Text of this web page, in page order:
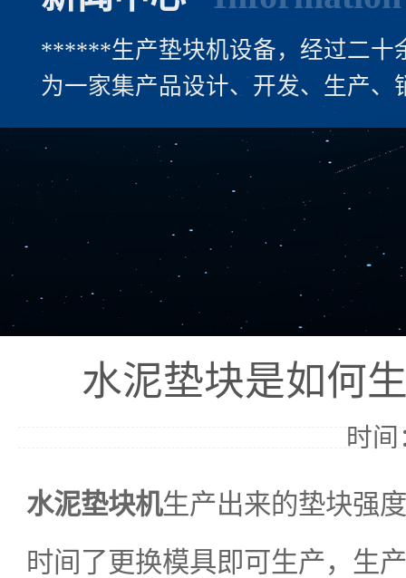
******生产垫块机设备，经过二十
为一家集产品设计、开发、生产、
水泥垫块是如何
时间
水泥垫块机生产出来的垫块强
时间了更换模具即可生产，生